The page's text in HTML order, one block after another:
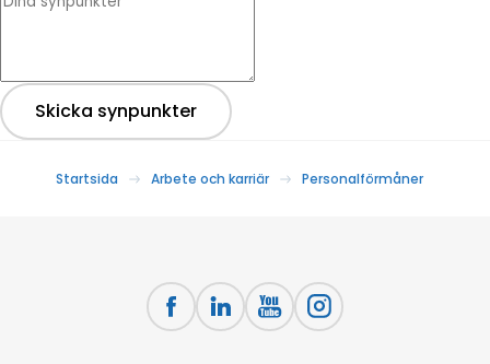
Skicka synpunkter
Startsida Arbete och karriär Personalförmåner